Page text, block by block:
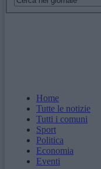
Home
Tutte le notizie
Tutti i comuni
Sport
Politica
Economia
Eventi